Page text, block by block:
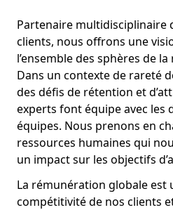
Partenaire multidisciplinaire
clients, nous offrons une
l’ensemble des sphères de
Dans un contexte de rareté
des défis de rétention et
experts font équipe avec les
équipes. Nous prenons en
ressources humaines qui
un impact sur les objectifs
La rémunération globale est
compétitivité de nos clients